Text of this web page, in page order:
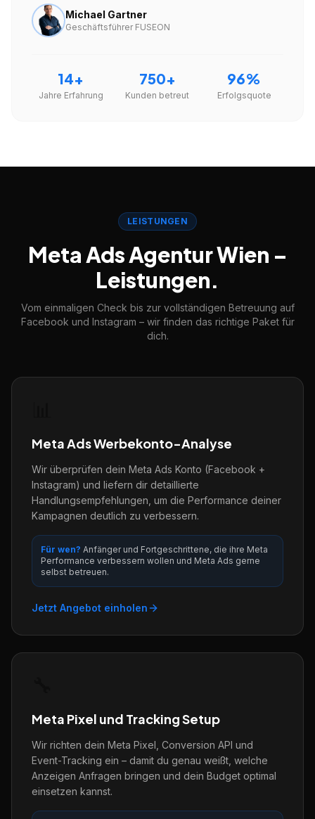
Michael Gartner
Geschäftsführer FUSEON
14+
Jahre Erfahrung
750+
Kunden betreut
96%
Erfolgsquote
LEISTUNGEN
Meta Ads Agentur Wien –
Leistungen.
Vom einmaligen Check bis zur vollständigen Betreuung auf
Facebook und Instagram – wir finden das richtige Paket für
dich.
Meta Ads Werbekonto-Analyse
Wir überprüfen dein Meta Ads Konto (Facebook +
Instagram) und liefern dir detaillierte
Handlungsempfehlungen, um die Performance deiner
Kampagnen deutlich zu verbessern.
Für wen? Anfänger und Fortgeschrittene, die ihre Meta
Performance verbessern wollen und Meta Ads gerne
selbst betreuen.
Jetzt Angebot einholen
Meta Pixel und Tracking Setup
Wir richten dein Meta Pixel, Conversion API und
Event-Tracking ein – damit du genau weißt, welche
Anzeigen Anfragen bringen und dein Budget optimal
einsetzen kannst.